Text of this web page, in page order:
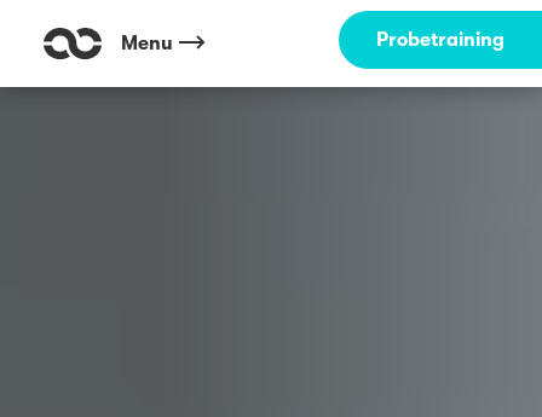
Menu Probetraining
Outdoor Fitness direkt um die Ecke: Mainz-Kastel Mainz ☀️